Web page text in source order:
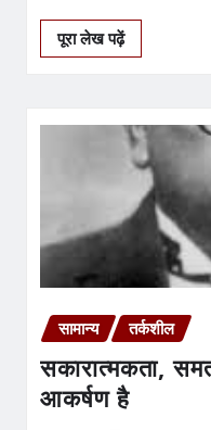
पूरा लेख पढ़ें
सामान्य तर्कशील
सकारात्मकता,
आकर्षण है